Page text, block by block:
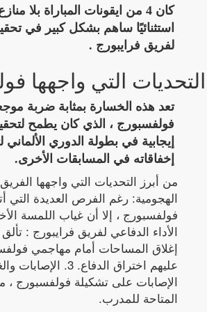
كان 4 من ايقونات المباراة بلا
استثنائيًا ساهم بشكل كبير في
لفريق فرايبورج .
التحديات التي واجهها
تعد هذه الخسارة بمثابة ضربة
فولفسبورج ، الذي كان يطمح
إيجابية في بطولة الدوري
إخفاقاته في المسابقات الأخرى.
الهجومية: رغم الفرص العديدة التي
الأداء الدفاعي لفريق فرايبورج :
إغلاق المساحات أمام مهاجمي
عليهم اختراق الدفاع. 3.
الإصابات على تشكيلة فولفسبورج ،
المتاحة للمدرب.